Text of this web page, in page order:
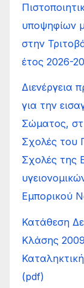
υποψηφίων
στην
έτος 2026-
Διενέργεια
για την
Σώματος,
Σχολές του
Σχολές της
Εμπορικού
Κατάθεση
Κλάσης
(pdf)